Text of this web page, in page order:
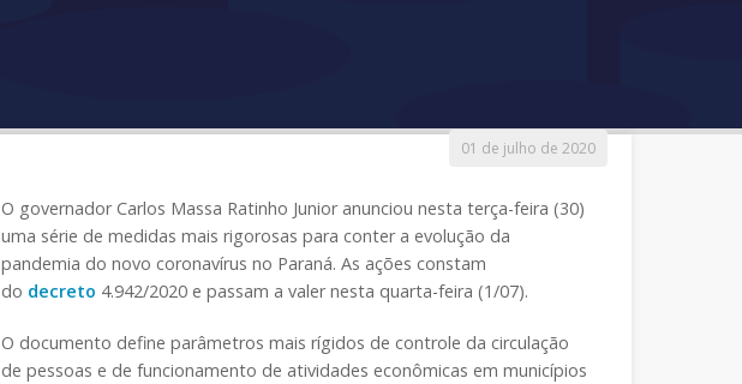
01 de julho de 2020
O governador Carlos Massa Ratinho Junior anunciou nesta terça-feira (30)
uma série de medidas mais rigorosas para conter a evolução da
pandemia do novo coronavírus no Paraná. As ações constam
do decreto 4.942/2020 e passam a valer nesta quarta-feira (1/07).
O documento define parâmetros mais rígidos de controle da circulação
de pessoas e de funcionamento de atividades econômicas em municípios